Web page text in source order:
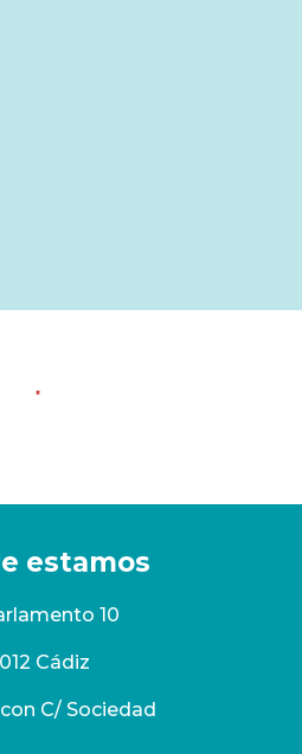
estamos
10
Cádiz
C/ Sociedad